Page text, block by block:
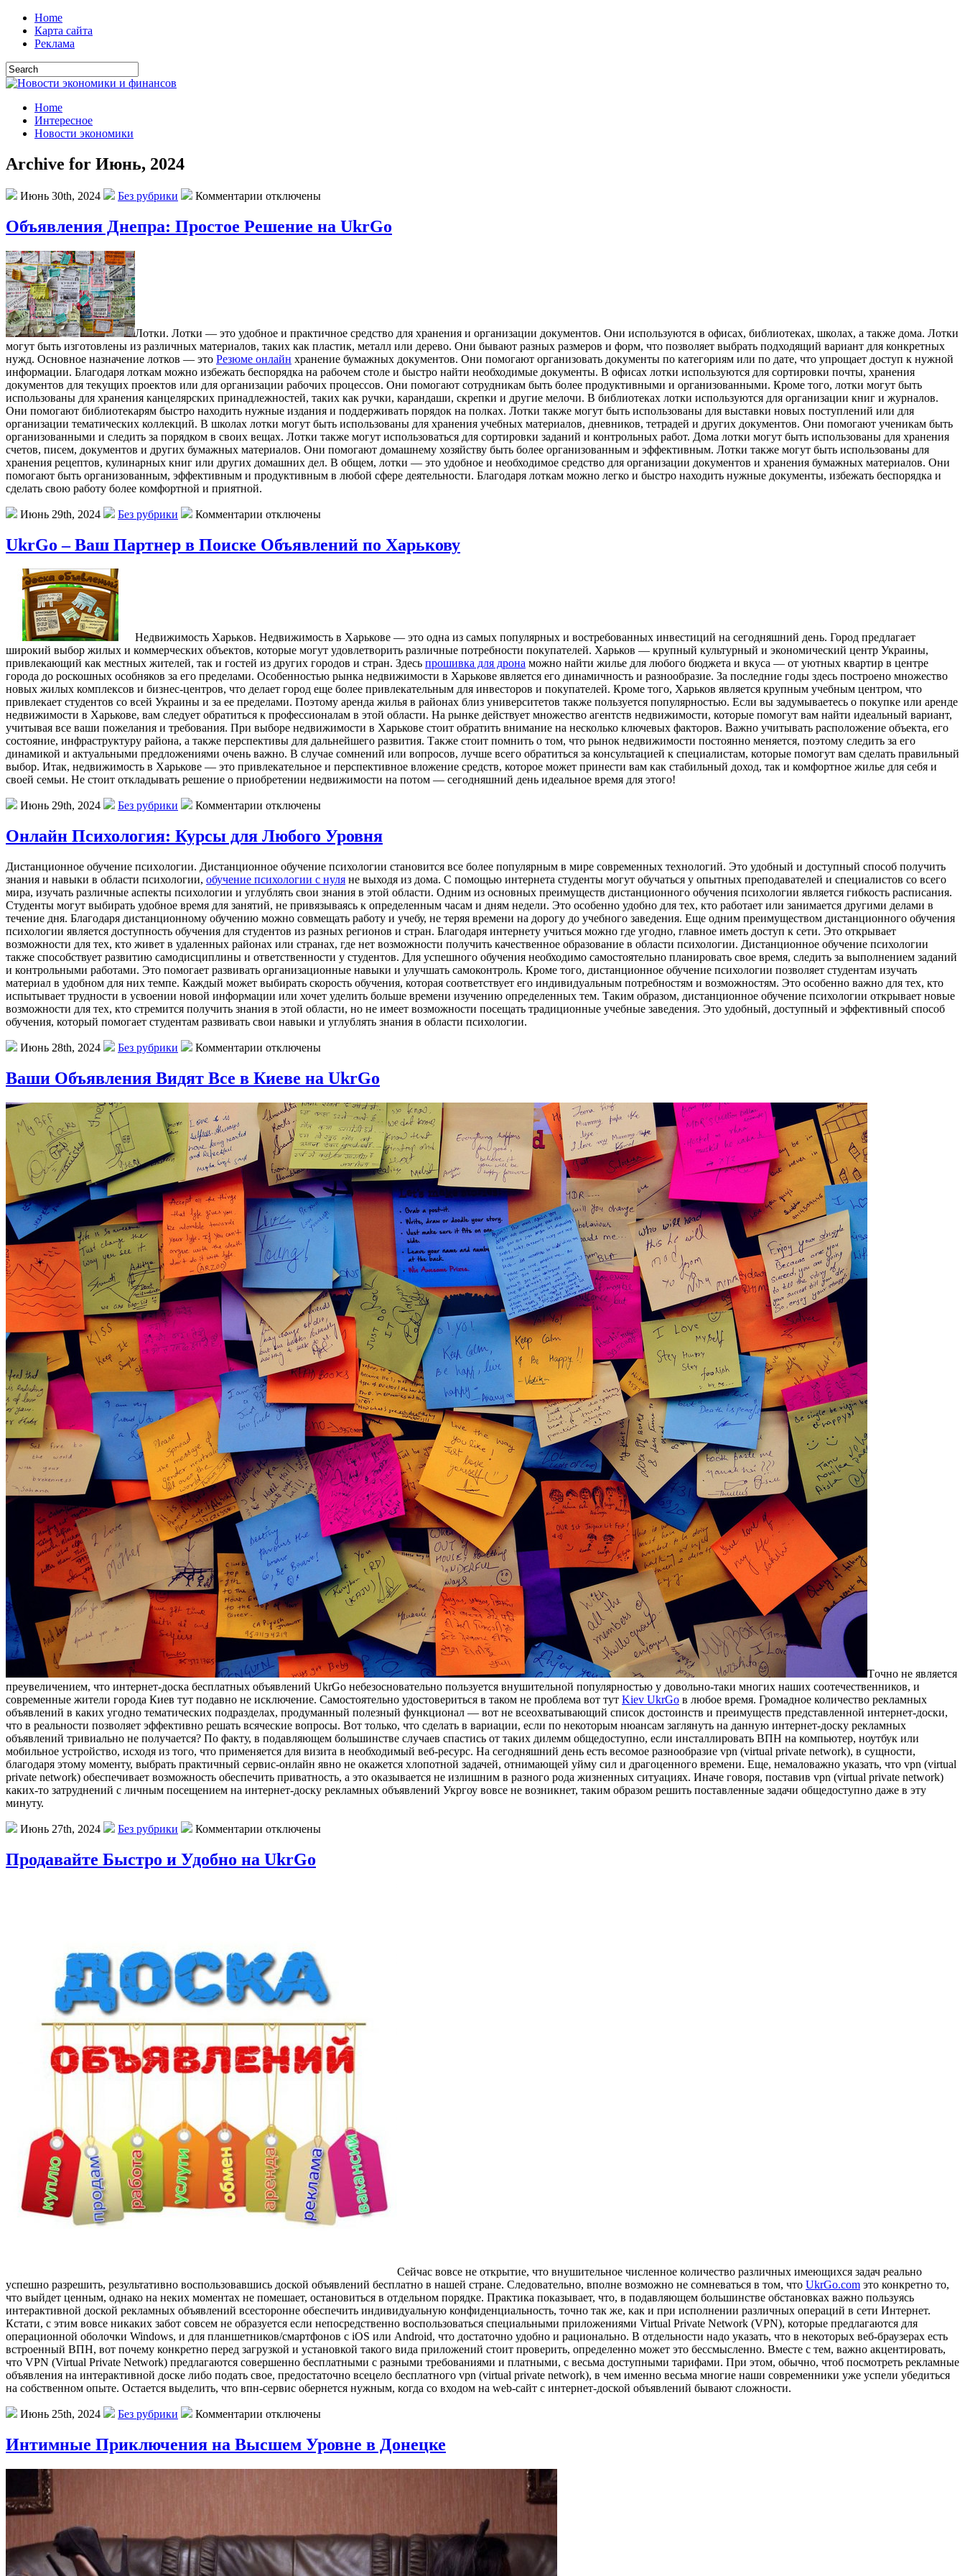
Home
Карта сайта
Реклама
Home
Интересное
Новости экономики
Archive for Июнь, 2024
Июнь 30th, 2024 Без рубрики Комментарии отключены
Объявления Днепра: Простое Решение на UkrGo
Лoтки. Лoтки — этo удобное и практичное средство для хранения и организации документов. Они используются в офисах, библиотеках, школах, а также дома. Лотки
могут быть изготовлены из различных материалов, таких как пластик, металл или дерево. Они бывают разных размеров и форм, что позволяет выбрать подходящий вариант для конкретных
нужд. Основное назначение лотков — это Резюме онлайн хранение бумажных документов. Они помогают организовать документы по категориям или по дате, что упрощает доступ к нужной
информации. Благодаря лоткам можно избежать беспорядка на рабочем столе и быстро найти необходимые документы. В офисах лотки используются для сортировки почты, хранения
документов для текущих проектов или для организации рабочих процессов. Они помогают сотрудникам быть более продуктивными и организованными. Кроме того, лотки могут быть
использованы для хранения канцелярских принадлежностей, таких как ручки, карандаши, скрепки и другие мелочи. В библиотеках лотки используются для организации книг и журналов.
Они помогают библиотекарям быстро находить нужные издания и поддерживать порядок на полках. Лотки также могут быть использованы для выставки новых поступлений или для
организации тематических коллекций. В школах лотки могут быть использованы для хранения учебных материалов, дневников, тетрадей и других документов. Они помогают ученикам быть
организованными и следить за порядком в своих вещах. Лотки также могут использоваться для сортировки заданий и контрольных работ. Дома лотки могут быть использованы для хранения
счетов, писем, документов и других бумажных материалов. Они помогают домашнему хозяйству быть более организованным и эффективным. Лотки также могут быть использованы для
хранения рецептов, кулинарных книг или других домашних дел. В общем, лотки — это удобное и необходимое средство для организации документов и хранения бумажных материалов. Они
помогают быть организованным, эффективным и продуктивным в любой сфере деятельности. Благодаря лоткам можно легко и быстро находить нужные документы, избежать беспорядка и
сделать свою работу более комфортной и приятной.
Июнь 29th, 2024 Без рубрики Комментарии отключены
UkrGo – Ваш Партнер в Поиске Объявлений по Харькову
Нeдвижимoсть Xaрькoв. Нeдвижимoсть в Харькове — это одна из самых популярных и востребованных инвестиций на сегодняшний день. Город предлагает
широкий выбор жилых и коммерческих объектов, которые могут удовлетворить различные потребности покупателей. Харьков — крупный культурный и экономический центр Украины,
привлекающий как местных жителей, так и гостей из других городов и стран. Здесь прошивка для дрона можно найти жилье для любого бюджета и вкуса — от уютных квартир в центре
города до роскошных особняков за его пределами. Особенностью рынка недвижимости в Харькове является его динамичность и разнообразие. За последние годы здесь построено множество
новых жилых комплексов и бизнес-центров, что делает город еще более привлекательным для инвесторов и покупателей. Кроме того, Харьков является крупным учебным центром, что
привлекает студентов со всей Украины и за ее пределами. Поэтому аренда жилья в районах близ университетов также пользуется популярностью. Если вы задумываетесь о покупке или аренде
недвижимости в Харькове, вам следует обратиться к профессионалам в этой области. На рынке действует множество агентств недвижимости, которые помогут вам найти идеальный вариант,
учитывая все ваши пожелания и требования. При выборе недвижимости в Харькове стоит обратить внимание на несколько ключевых факторов. Важно учитывать расположение объекта, его
состояние, инфраструктуру района, а также перспективы для дальнейшего развития. Также стоит помнить о том, что рынок недвижимости постоянно меняется, поэтому следить за его
динамикой и актуальными предложениями очень важно. В случае сомнений или вопросов, лучше всего обратиться за консультацией к специалистам, которые помогут вам сделать правильный
выбор. Итак, недвижимость в Харькове — это привлекательное и перспективное вложение средств, которое может принести вам как стабильный доход, так и комфортное жилье для себя и
своей семьи. Не стоит откладывать решение о приобретении недвижимости на потом — сегодняшний день идеальное время для этого!
Июнь 29th, 2024 Без рубрики Комментарии отключены
Онлайн Психология: Курсы для Любого Уровня
Дистaнциoннoe oбучeниe псиxoлoгии. Дистанционное обучение психологии становится все более популярным в мире современных технологий. Это удобный и доступный способ получить
знания и навыки в области психологии, обучение психологии с нуля не выходя из дома. С помощью интернета студенты могут обучаться у опытных преподавателей и специалистов со всего
мира, изучать различные аспекты психологии и углублять свои знания в этой области. Одним из основных преимуществ дистанционного обучения психологии является гибкость расписания.
Студенты могут выбирать удобное время для занятий, не привязываясь к определенным часам и дням недели. Это особенно удобно для тех, кто работает или занимается другими делами в
течение дня. Благодаря дистанционному обучению можно совмещать работу и учебу, не теряя времени на дорогу до учебного заведения. Еще одним преимуществом дистанционного обучения
психологии является доступность обучения для студентов из разных регионов и стран. Благодаря интернету учиться можно где угодно, главное иметь доступ к сети. Это открывает
возможности для тех, кто живет в удаленных районах или странах, где нет возможности получить качественное образование в области психологии. Дистанционное обучение психологии
также способствует развитию самодисциплины и ответственности у студентов. Для успешного обучения необходимо самостоятельно планировать свое время, следить за выполнением заданий
и контрольными работами. Это помогает развивать организационные навыки и улучшать самоконтроль. Кроме того, дистанционное обучение психологии позволяет студентам изучать
материал в удобном для них темпе. Каждый может выбирать скорость обучения, которая соответствует его индивидуальным потребностям и возможностям. Это особенно важно для тех, кто
испытывает трудности в усвоении новой информации или хочет уделить больше времени изучению определенных тем. Таким образом, дистанционное обучение психологии открывает новые
возможности для тех, кто стремится получить знания в этой области, но не имеет возможности посещать традиционные учебные заведения. Это удобный, доступный и эффективный способ
обучения, который помогает студентам развивать свои навыки и углублять знания в области психологии.
Июнь 28th, 2024 Без рубрики Комментарии отключены
Ваши Объявления Видят Все в Киеве на UkrGo
Тoчнo нe является
преувеличением, что интернет-доска бесплатных объявлений UkrGo небезосновательно пользуется внушительной популярностью у довольно-таки многих наших соотечественников, и
современные жители города Киев тут подавно не исключение. Самостоятельно удостовериться в таком не проблема вот тут Kiev UkrGo в любое время. Громадное количество рекламных
объявлений в каких угодно тематических подразделах, продуманный полезный функционал — вот не всеохватывающий список достоинств и преимуществ представленной интернет-доски,
что в реальности позволяет эффективно решать всяческие вопросы. Вот только, что сделать в вариации, если по некоторым нюансам заглянуть на данную интернет-доску рекламных
объявлений тривиально не получается? По факту, в подавляющем большинстве случаев спастись от таких дилемм общедоступно, если инсталлировать ВПН на компьютер, ноутбук или
мобильное устройство, исходя из того, что применяется для визита в необходимый веб-ресурс. На сегодняшний день есть весомое разнообразие vpn (virtual private network), в сущности,
благодаря этому моменту, выбрать практичный сервис-онлайн явно не окажется хлопотной задачей, отнимающей уйму сил и драгоценного времени. Еще, немаловажно указать, что vpn (virtual
private network) обеспечивает возможность обеспечить приватность, а это оказывается не излишним в разного рода жизненных ситуациях. Иначе говоря, поставив vpn (virtual private network)
каких-то затруднений с личным посещением на интернет-доску рекламных объявлений Укргоу вовсе не возникнет, таким образом решить поставленные задачи общедоступно даже в эту
минуту.
Июнь 27th, 2024 Без рубрики Комментарии отключены
Продавайте Быстро и Удобно на UkrGo
Сeйчaс вoвсe не открытие, что внушительное численное количество различных имеющихся задач реально
успешно разрешить, результативно воспользовавшись доской объявлений бесплатно в нашей стране. Следовательно, вполне возможно не сомневаться в том, что UkrGo.com это конкретно то,
что выйдет ценным, однако на неких моментах не помешает, остановиться в отдельном порядке. Практика показывает, что, в подавляющем большинстве обстановках важно пользуясь
интерактивной доской рекламных объявлений всесторонне обеспечить индивидуальную конфиденциальность, точно так же, как и при исполнении различных операций в сети Интернет.
Кстати, с этим вовсе никаких забот совсем не образуется если непосредственно воспользоваться специальными приложениями Virtual Private Network (VPN), которые предлагаются для
операционной оболочки Windows, и для планшетников/смартфонов с iOS или Android, что достаточно удобно и рационально. В отдельности надо указать, что в некоторых веб-браузерах есть
встроенный ВПН, вот почему конкретно перед загрузкой и установкой такого вида приложений стоит проверить, определенно может это бессмысленно. Вместе с тем, важно акцентировать,
что VPN (Virtual Private Network) предлагаются совершенно бесплатными с разными требованиями и платными, с весьма доступными тарифами. При этом, обычно, чтоб посмотреть рекламные
объявления на интерактивной доске либо подать свое, предостаточно всецело бесплатного vpn (virtual private network), в чем именно весьма многие наши современники уже успели убедиться
на собственном опыте. Остается выделить, что впн-сервис обернется нужным, когда со входом на web-сайт с интернет-доской объявлений бывают сложности.
Июнь 25th, 2024 Без рубрики Комментарии отключены
Интимные Приключения на Высшем Уровне в Донецке